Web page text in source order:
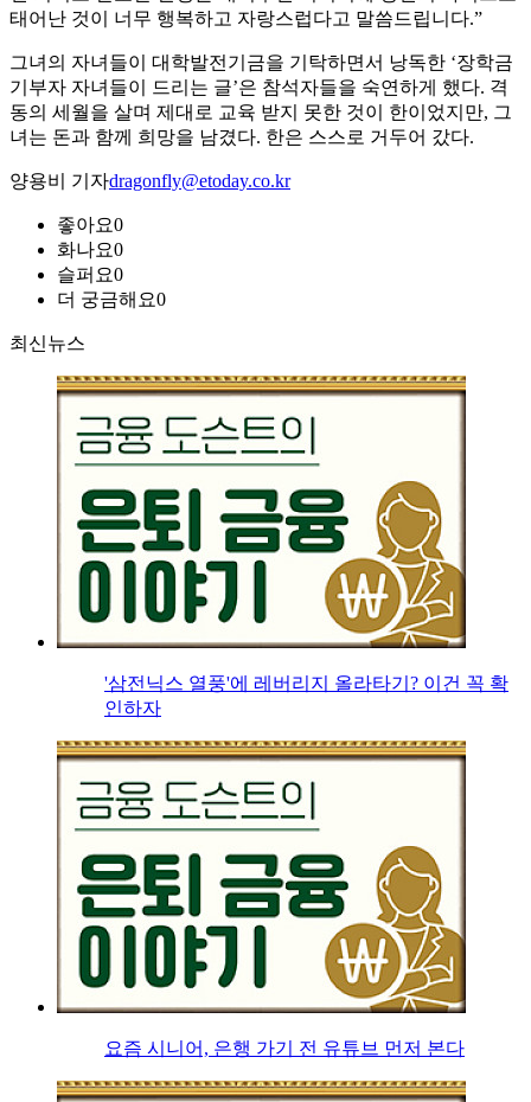
태어난 것이 너무 행복하고 자랑스럽다고 말씀드립니다.”
그녀의 자녀들이 대학발전기금을 기탁하면서 낭독한 ‘장학금
기부자 자녀들이 드리는 글’은 참석자들을 숙연하게 했다. 격
동의 세월을 살며 제대로 교육 받지 못한 것이 한이었지만, 그
녀는 돈과 함께 희망을 남겼다. 한은 스스로 거두어 갔다.
양용비 기자dragonfly@etoday.co.kr
좋아요0
화나요0
슬퍼요0
더 궁금해요0
최신뉴스
'삼전닉스 열풍'에 레버리지 올라타기? 이건 꼭 확
인하자
요즘 시니어, 은행 가기 전 유튜브 먼저 본다